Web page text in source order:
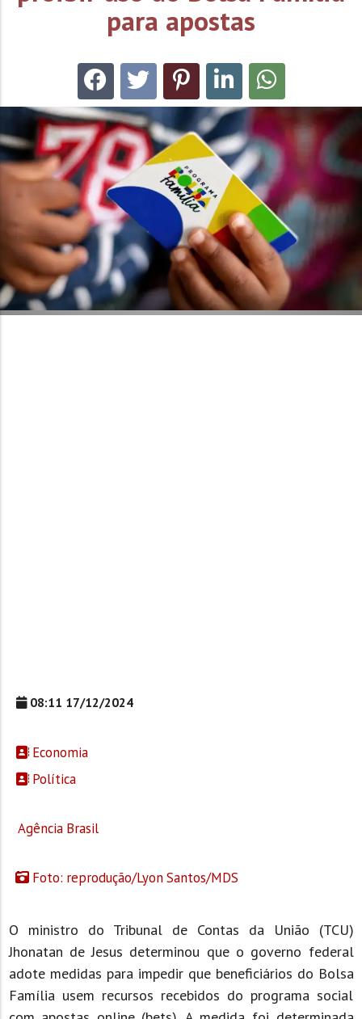
para apostas
08:11 17/12/2024
Economia
Política
Agência Brasil
Foto: reprodução/Lyon Santos/MDS
O ministro do Tribunal de Contas da União (TCU)
Jhonatan de Jesus determinou que o governo federal
adote medidas para impedir que beneficiários do Bolsa
Família usem recursos recebidos do programa social